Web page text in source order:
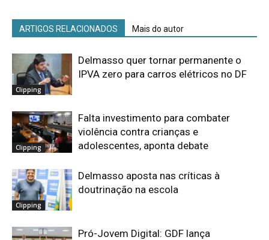
ARTIGOS RELACIONADOS Mais do autor
Clipping
Delmasso quer tornar permanente o
IPVA zero para carros elétricos no DF
Clipping
Falta investimento para combater
violência contra crianças e
adolescentes, aponta debate
Clipping
Delmasso aposta nas críticas à
doutrinação na escola
Pró-Jovem Digital: GDF lança